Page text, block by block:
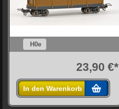
H0e
23,90 €*
In den Warenkorb